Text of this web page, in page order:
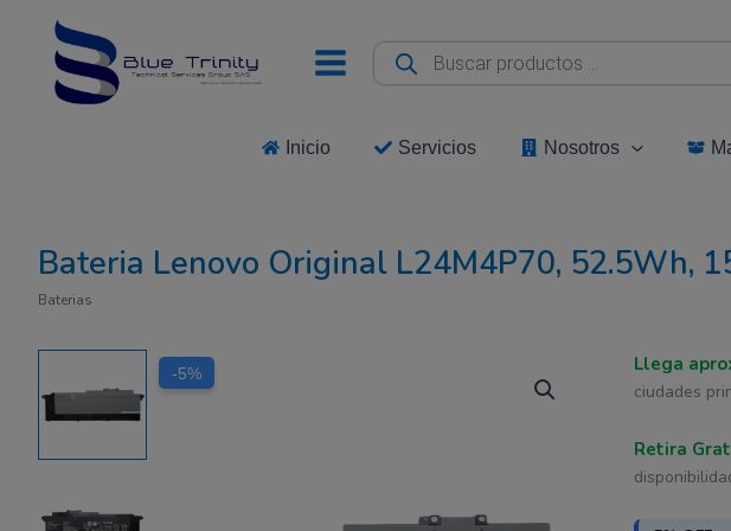
contenido
Búsqueda
Inicio Servicios Nosotros
Bateria Lenovo Original L24M4P70, 52.5Wh,
Baterias
-5% Llega
ciudades
Retira
Bateria
Lenovo
52.5Wh,
15.48V